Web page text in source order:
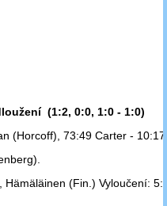
(1:2, 0:0, 1:0 - 1:0)
(Horcoff), 73:49 Carter -
(Fin.) Vyloučení: